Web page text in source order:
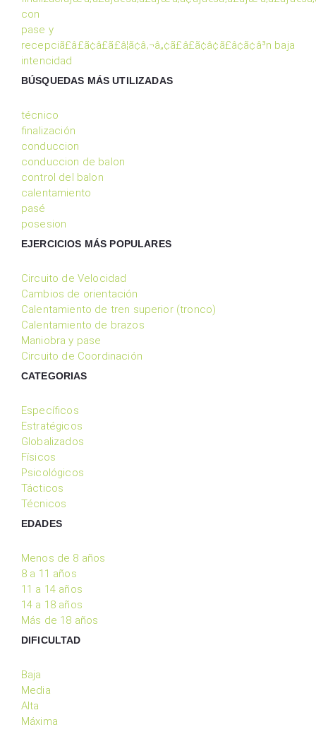
con
pase y
recepciã£â£ã¢â£ã£â¦ã¢â‚¬â„¢ã£â£ã¢â¢ã£â¢ã¢â³n baja
intencidad
BÚSQUEDAS MÁS UTILIZADAS
técnico
finalización
conduccion
conduccion de balon
control del balon
calentamiento
pasé
posesion
EJERCICIOS MÁS POPULARES
Circuito de Velocidad
Cambios de orientación
Calentamiento de tren superior (tronco)
Calentamiento de brazos
Maniobra y pase
Circuito de Coordinación
CATEGORIAS
Específicos
Estratégicos
Globalizados
Físicos
Psicológicos
Tácticos
Técnicos
EDADES
Menos de 8 años
8 a 11 años
11 a 14 años
14 a 18 años
Más de 18 años
DIFICULTAD
Baja
Media
Alta
Máxima